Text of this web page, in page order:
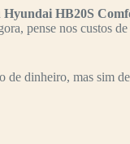
Hyundai HB20S
pense nos custos
de dinheiro, mas sim